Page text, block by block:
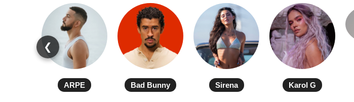
❮
ARPE Bad Bunny Sirena Karol G